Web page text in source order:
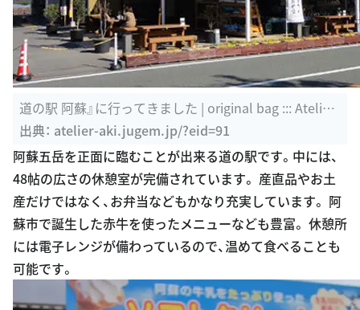
道の駅 阿蘇』に行ってきました | original bag ::: Atelier
Aki :::
出典： atelier-aki.jugem.jp/?eid=91
阿蘇五岳を正面に臨むことが出来る道の駅です。中には、
48帖の広さの休憩室が完備されています。 産直品やお土
産だけではなく、お弁当などもかなり充実しています。 阿
蘇市で誕生した赤牛を使ったメニューなども豊富。 休憩所
には電子レンジが備わっているので、温めて食べることも
可能です。